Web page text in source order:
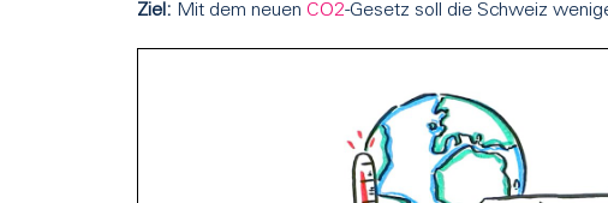
Ziel: Mit dem neuen CO2-Gesetz soll die Schweiz